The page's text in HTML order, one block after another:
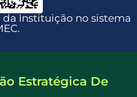
Instituição no sistema
Estratégica De